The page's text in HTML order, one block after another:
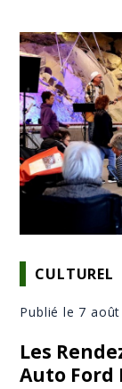
CULTUREL
Publié le 7 août
Les
Auto Ford